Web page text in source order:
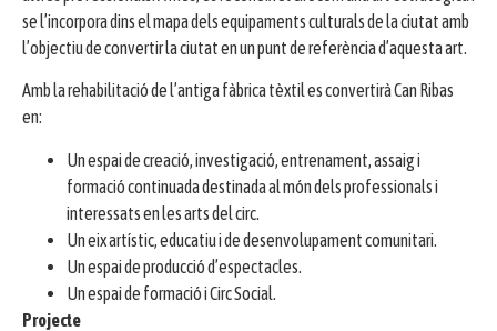
se l’incorpora dins el mapa dels equipaments culturals de la ciutat amb
l’objectiu de convertir la ciutat en un punt de referència d’aquesta art.
Amb la rehabilitació de l’antiga fàbrica tèxtil es convertirà Can Ribas
en:
Un espai de creació, investigació, entrenament, assaig i
formació continuada destinada al món dels professionals i
interessats en les arts del circ.
Un eix artístic, educatiu i de desenvolupament comunitari.
Un espai de producció d’espectacles.
Un espai de formació i Circ Social.
Projecte